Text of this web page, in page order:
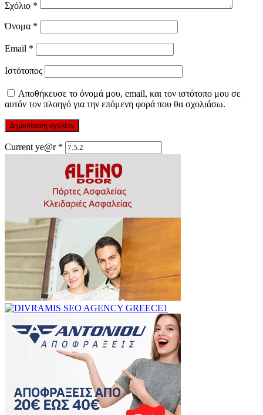
Σχόλιο *
Όνομα *
Email *
Ιστότοπος
Αποθήκευσε το όνομά μου, email, και τον ιστότοπο μου σε
αυτόν τον πλοηγό για την επόμενη φορά που θα σχολιάσω.
Current ye@r *